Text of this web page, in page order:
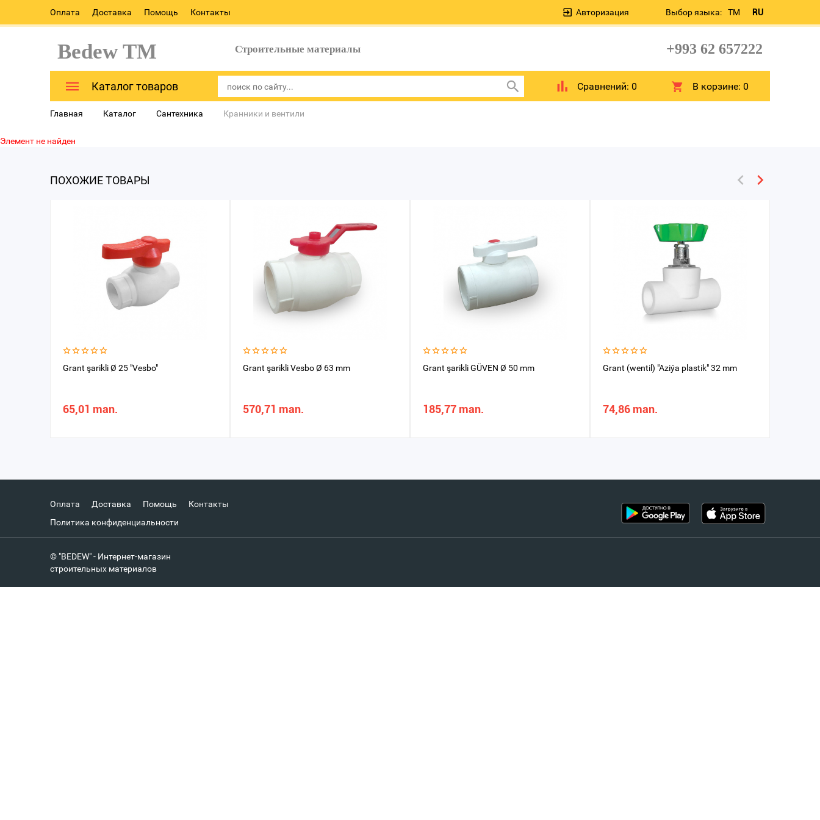
Оплата Доставка Помощь Контакты Выбор языка: TM RU
Авторизация
Bedew TM Строительные материалы +993 62 657222
Каталог товаров Сравнений: 0 В корзине:0
Главная Каталог Сантехника Кранники и вентили
Элемент не найден
ПОХОЖИЕ ТОВАРЫ
Grant şarikli Ø 25 "Vesbo"
65,01 man.
Grant şarikli Vesbo Ø 63 mm
570,71 man.
Grant şarikli GÜVEN Ø 50 mm
185,77 man.
Grant (wentil) "Aziýa plastik" 32 mm
74,86 man.
Оплата Доставка Помощь
Контакты
Политика конфиденциальности
© "BEDEW" - Интернет-магазин
строительных материалов